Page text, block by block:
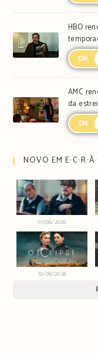
HBO
ON
AMC
da
ON
NOVO EM
07/08/2026
10/08/2026